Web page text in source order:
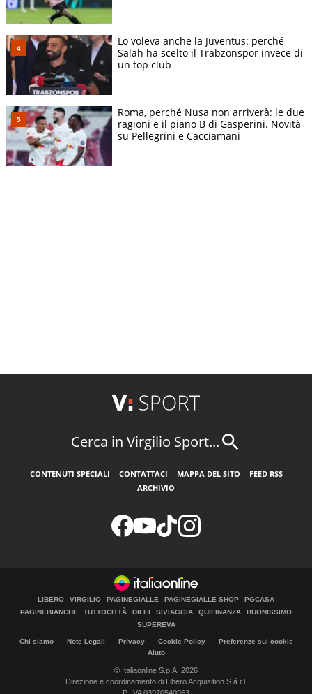
Lo voleva anche la Juventus: perché
Salah ha scelto il Trabzonspor invece di
un top club
Roma, perché Nusa non arriverà: le due
ragioni e il piano B di Gasperini. Novità
su Pellegrini e Cacciamani
Cerca in Virgilio Sport...
CONTENUTI SPECIALI CONTATTACI MAPPA DEL SITO
FEED RSS
ARCHIVIO
LIBERO VIRGILIO PAGINEGIALLE PAGINEGIALLE SHOP
PGCASA
PAGINEBIANCHE
TUTTOCITTÀ DILEI SIVIAGGIA QUIFINANZA
BUONISSIMO
SUPEREVA
Chi siamo Note Legali Privacy Cookie Policy
Preferenze sui cookie
Aiuto
© Italiaonline S.p.A. 2026
Direzione e coordinamento di Libero Acquisition S.á r.l.